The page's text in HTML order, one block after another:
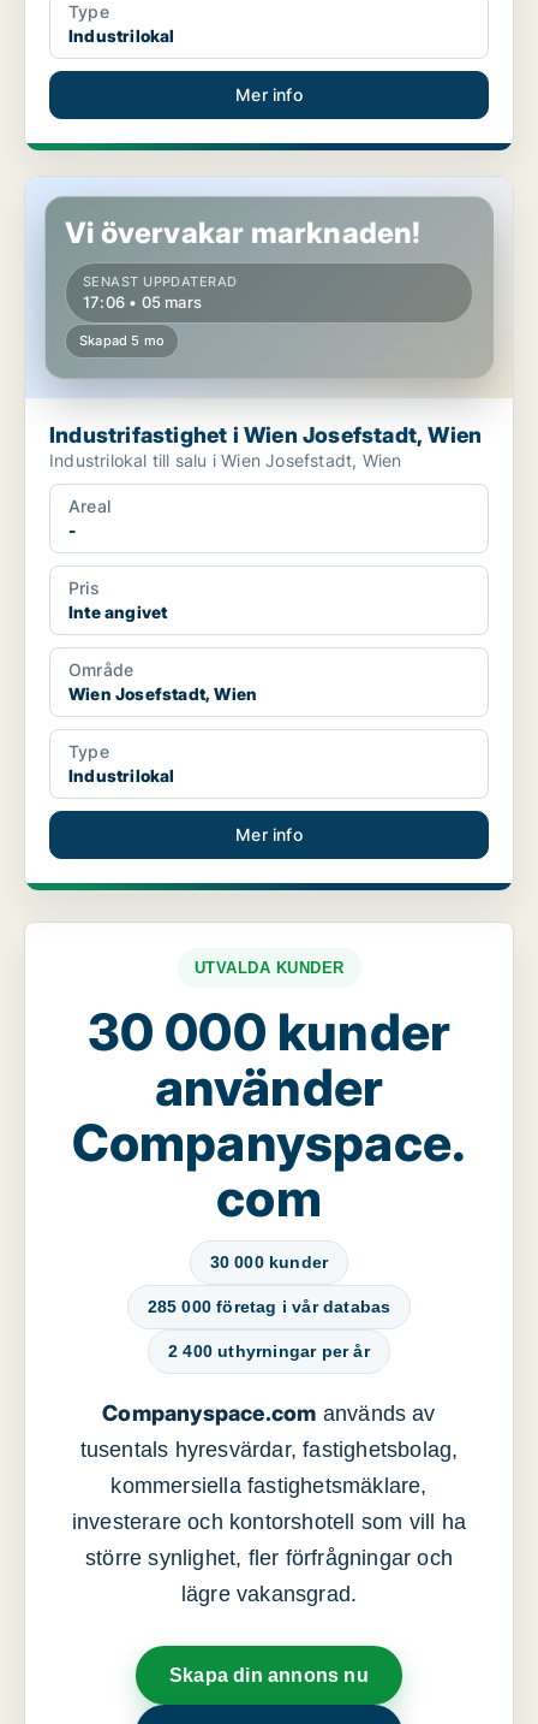
Type
Industrilokal
Mer info
Industrifastighet i Wien Josefstadt, Wien
Vi övervakar marknaden!
SENAST UPPDATERAD
17:06 • 05 mars
Skapad 5 mo
Industrifastighet i Wien Josefstadt, Wien
Industrilokal till salu i Wien Josefstadt, Wien
Areal
-
Pris
Inte angivet
Område
Wien Josefstadt, Wien
Type
Industrilokal
Mer info
UTVALDA KUNDER
30 000 kunder
använder
Companyspace.
com
30 000 kunder
285 000 företag i vår databas
2 400 uthyrningar per år
Companyspace.com används av
tusentals hyresvärdar, fastighetsbolag,
kommersiella fastighetsmäklare,
investerare och kontorshotell som vill ha
större synlighet, fler förfrågningar och
lägre vakansgrad.
Skapa din annons nu